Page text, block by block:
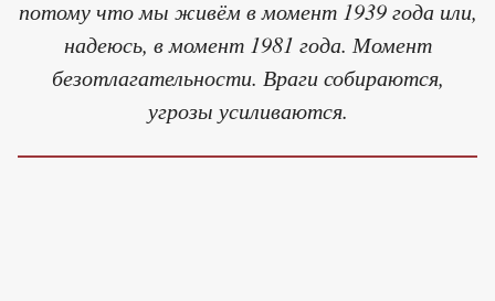
потому что мы живём в момент 1939 года или,
надеюсь, в момент 1981 года. Момент
безотлагательности. Враги собираются,
угрозы усиливаются.